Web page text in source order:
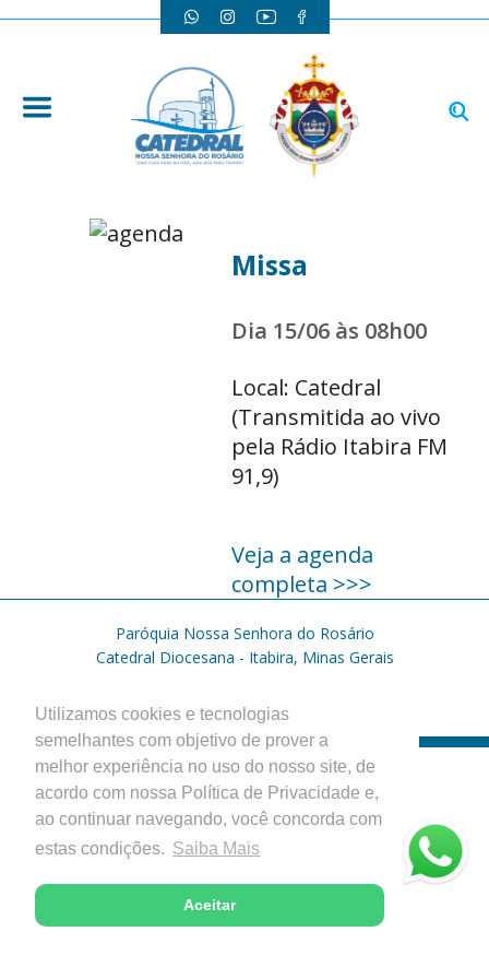
Utilizamos cookies e tecnologias
semelhantes com objetivo de prover a
melhor experiência no uso do nosso site, de
acordo com nossa Política de Privacidade e,
ao continuar navegando, você concorda com
estas condições. Saiba Mais
Aceitar
Missa
Dia 15/06 às 08h00
Local: Catedral
(Transmitida ao vivo
pela Rádio Itabira FM
91,9)
Veja a agenda
completa >>>
Paróquia Nossa Senhora do Rosário
Catedral Diocesana - Itabira, Minas Gerais